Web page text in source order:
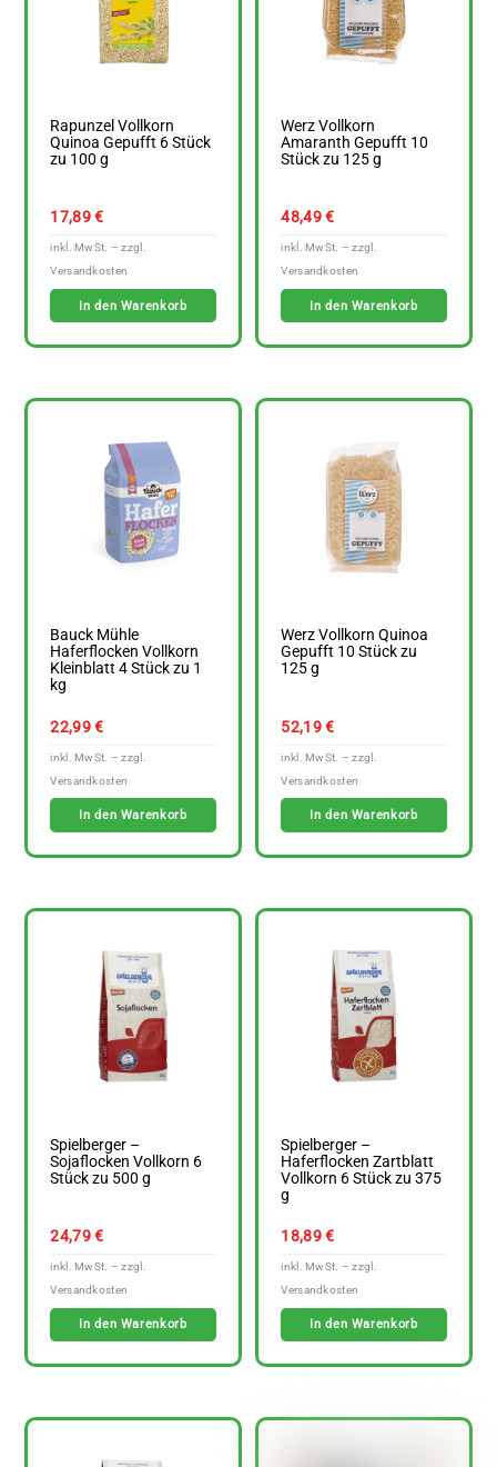
Rapunzel Vollkorn
Quinoa Gepufft 6 Stück
zu 100 g
17,89€
In den Warenkorb
Werz Vollkorn
Amaranth Gepufft 10
Stück zu 125 g
48,49€
In den Warenkorb
Bauck Mühle
Haferflocken Vollkorn
Kleinblatt 4 Stück zu 1
kg
22,99€
In den Warenkorb
Werz Vollkorn Quinoa
Gepufft 10 Stück zu
125 g
52,19€
In den Warenkorb
Spielberger –
Sojaflocken Vollkorn 6
Stück zu 500 g
24,79€
In den Warenkorb
Spielberger –
Haferflocken Zartblatt
Vollkorn 6 Stück zu 375
g
18,89€
In den Warenkorb